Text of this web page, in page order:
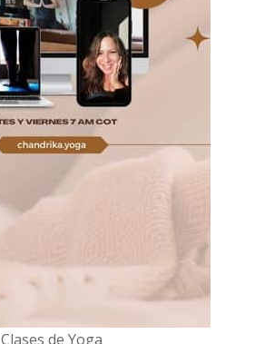
Clases de Yoga